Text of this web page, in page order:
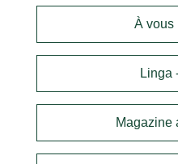
À vous
Linga
Magazine